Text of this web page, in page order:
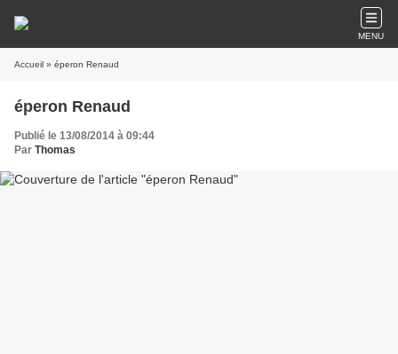
MENU
Accueil » éperon Renaud
éperon Renaud
Publié le 13/08/2014 à 09:44
Par Thomas